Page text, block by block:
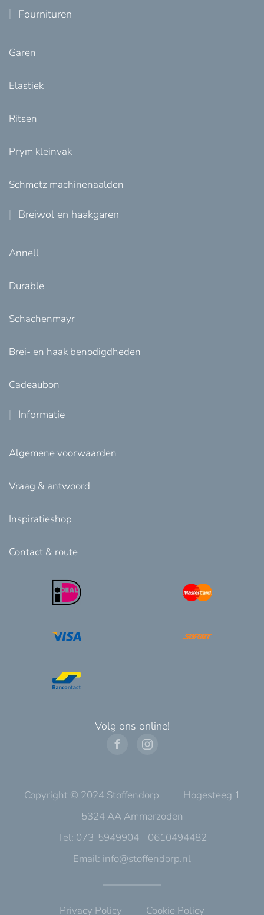
Fournituren
Garen
Elastiek
Ritsen
Prym kleinvak
Schmetz machinenaalden
Breiwol en haakgaren
Annell
Durable
Schachenmayr
Brei- en haak benodigdheden
Cadeaubon
Informatie
Algemene voorwaarden
Vraag & antwoord
Inspiratieshop
Contact & route
Volg ons online!
Copyright © 2024 Stoffendorp
Hogesteeg 1
5324 AA Ammerzoden
Tel: 073-5949904 - 0610494482
Email: info@stoffendorp.nl
Privacy Policy Cookie Policy